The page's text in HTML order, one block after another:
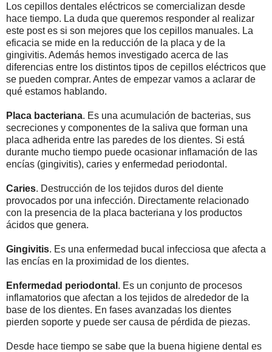
Los cepillos dentales eléctricos se comercializan desde
hace tiempo. La duda que queremos responder al realizar
este post es si son mejores que los cepillos manuales. La
eficacia se mide en la reducción de la placa y de la
gingivitis. Además hemos investigado acerca de las
diferencias entre los distintos tipos de cepillos eléctricos que
se pueden comprar. Antes de empezar vamos a aclarar de
qué estamos hablando.
Placa bacteriana. Es una acumulación de bacterias, sus
secreciones y componentes de la saliva que forman una
placa adherida entre las paredes de los dientes. Si está
durante mucho tiempo puede ocasionar inflamación de las
encías (gingivitis), caries y enfermedad periodontal.
Caries. Destrucción de los tejidos duros del diente
provocados por una infección. Directamente relacionado
con la presencia de la placa bacteriana y los productos
ácidos que genera.
Gingivitis. Es una enfermedad bucal infecciosa que afecta a
las encías en la proximidad de los dientes.
Enfermedad periodontal . Es un conjunto de procesos
inflamatorios que afectan a los tejidos de alrededor de la
base de los dientes. En fases avanzadas los dientes
pierden soporte y puede ser causa de pérdida de piezas.
Desde hace tiempo se sabe que la buena higiene dental es